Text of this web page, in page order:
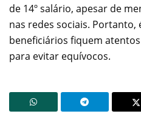
de 14º salário, apesar de
nas redes sociais.
beneficiários fiquem
para evitar equívocos.